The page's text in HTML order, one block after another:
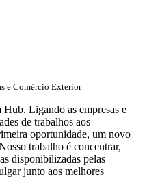
e Comércio Exterior
Ligando as empresas e
de trabalhos aos
oportunidade, um novo
trabalho é concentrar,
disponibilizadas pelas
junto aos melhores